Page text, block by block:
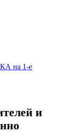
на 1-е
и